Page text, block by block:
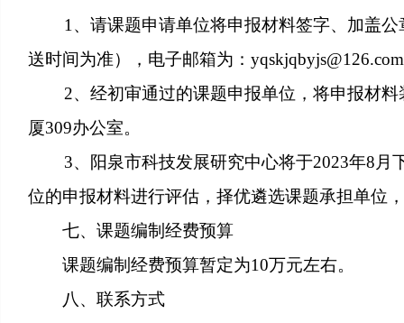
1、请课题申请单位将申报材料签字、加盖公
送时间为准），电子邮箱为：
2、经初审通过的课题申报单位，将申报材料
厦309办公室。
3、阳泉市科技发展研究中心将于2023年8月
位的申报材料进行评估，择优遴选课题承担单位
七、课题编制经费预算
课题编制经费预算暂定为10万元左右。
八、联系方式